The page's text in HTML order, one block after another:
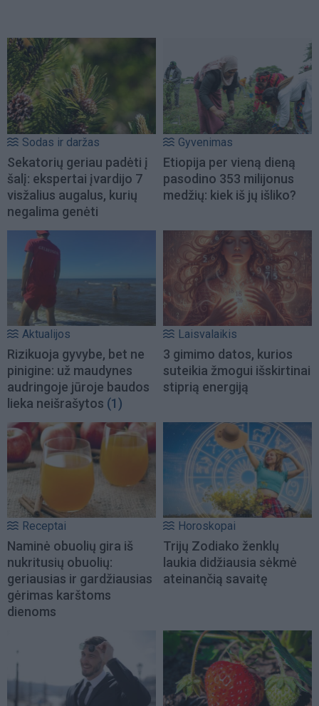
Sodas ir daržas
Sekatorių geriau padėti į
šalį: ekspertai įvardijo 7
visžalius augalus, kurių
negalima genėti
Gyvenimas
Etiopija per vieną dieną
pasodino 353 milijonus
medžių: kiek iš jų išliko?
Aktualijos
Rizikuoja gyvybe, bet ne
pinigine: už maudynes
audringoje jūroje baudos
lieka neišrašytos (1)
Laisvalaikis
3 gimimo datos, kurios
suteikia žmogui išskirtinai
stiprią energiją
Receptai
Naminė obuolių gira iš
nukritusių obuolių:
geriausias ir gardžiausias
gėrimas karštoms
dienoms
Horoskopai
Trijų Zodiako ženklų
laukia didžiausia sėkmė
ateinančią savaitę